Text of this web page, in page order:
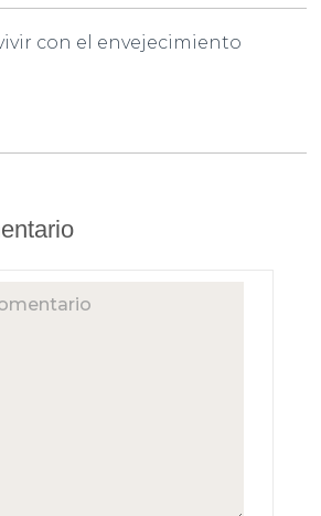
con el envejecimiento